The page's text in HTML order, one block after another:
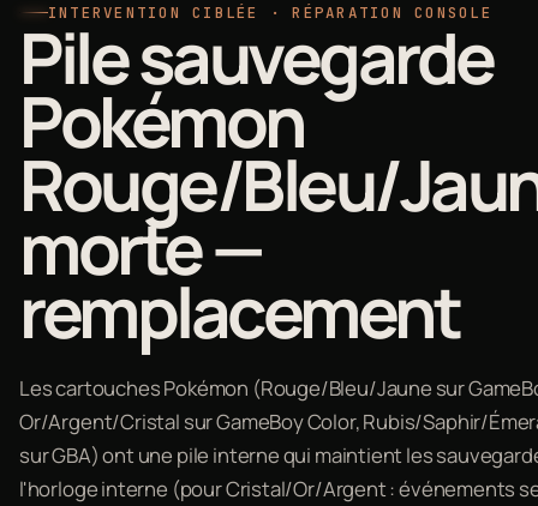
INTERVENTION CIBLÉE · RÉPARATION CONSOLE
Pile sauvegarde
Pokémon
Rouge/Bleu/
morte —
remplacement
Les cartouches Pokémon (Rouge/Bleu/Jaune sur
Or/Argent/Cristal sur GameBoy Color, Rubis/Saphir/
sur GBA) ont une pile interne qui maintient les
l'horloge interne (pour Cristal/Or/Argent : événements